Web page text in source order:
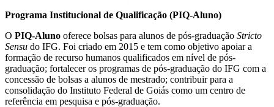
Programa Institucional de Qualificação (PIQ-Aluno)
O PIQ-Aluno oferece bolsas para alunos de pós-graduação Stricto
Sensu do IFG. Foi criado em 2015 e tem como objetivo apoiar a
formação de recurso humanos qualificados em nível de pós-
graduação; fortalecer os programas de pós-graduação do IFG com a
concessão de bolsas a alunos de mestrado; contribuir para a
consolidação do Instituto Federal de Goiás como um centro de
referência em pesquisa e pós-graduação.